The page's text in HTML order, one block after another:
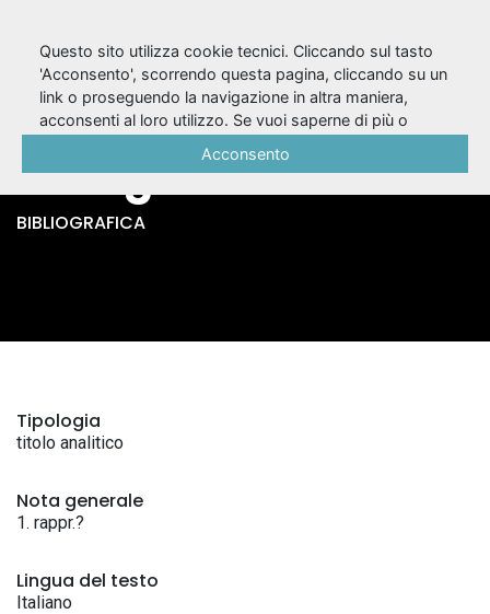
Atto unico / Beppe
Fenoglio
BIBLIOGRAFICA
Tipologia
titolo analitico
Nota generale
1. rappr.?
Lingua del testo
Italiano
Questo sito utilizza cookie tecnici. Cliccando sul tasto
'Acconsento', scorrendo questa pagina, cliccando su un
link o proseguendo la navigazione in altra maniera,
acconsenti al loro utilizzo. Se vuoi saperne di più o
Acconsento